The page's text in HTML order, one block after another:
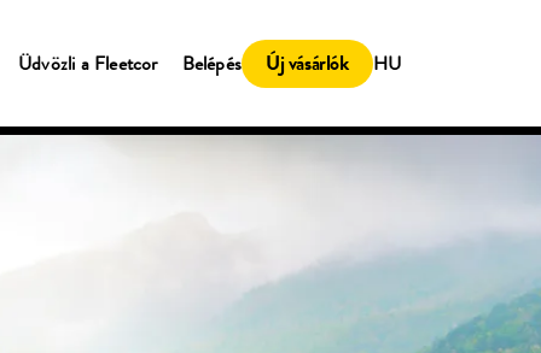
Üdvözli a Fleetсor Belépés Új vásárlók HU